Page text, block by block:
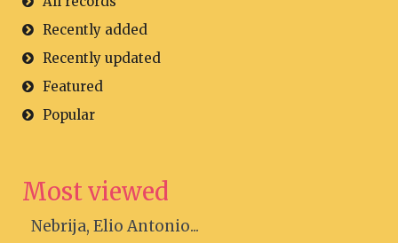
Recently added
Recently updated
Featured
Popular
Most viewed
Nebrija, Elio Antonio...